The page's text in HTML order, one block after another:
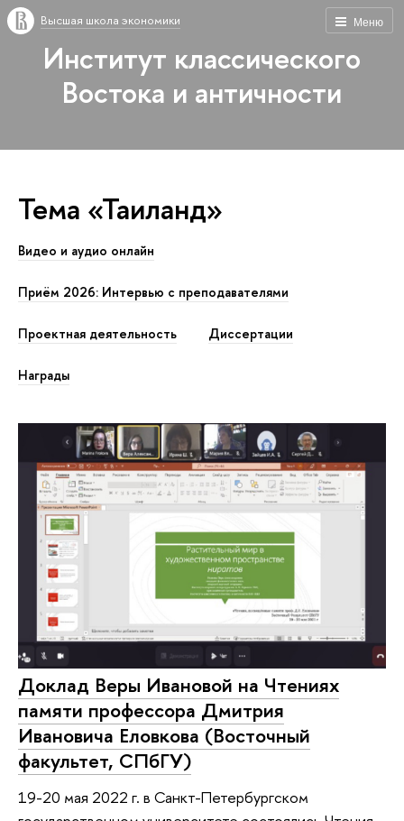
Меню
Высшая школа экономики
Институт классического
Востока и античности
Тема «Таиланд»
Видео и аудио онлайн
Приём 2026: Интервью с преподавателями
Проектная деятельность Диссертации
Награды
Доклад Веры Ивановой на Чтениях
памяти профессора Дмитрия
Ивановича Еловкова (Восточный
факультет, СПбГУ)
19-20 мая 2022 г. в Санкт-Петербургском